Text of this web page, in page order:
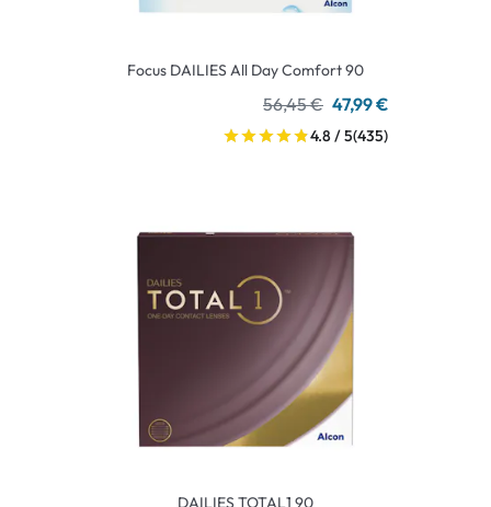
Focus DAILIES All Day Comfort 90
56,45 € 47,99 €
4.8 / 5(435)
DAILIES TOTAL1 90